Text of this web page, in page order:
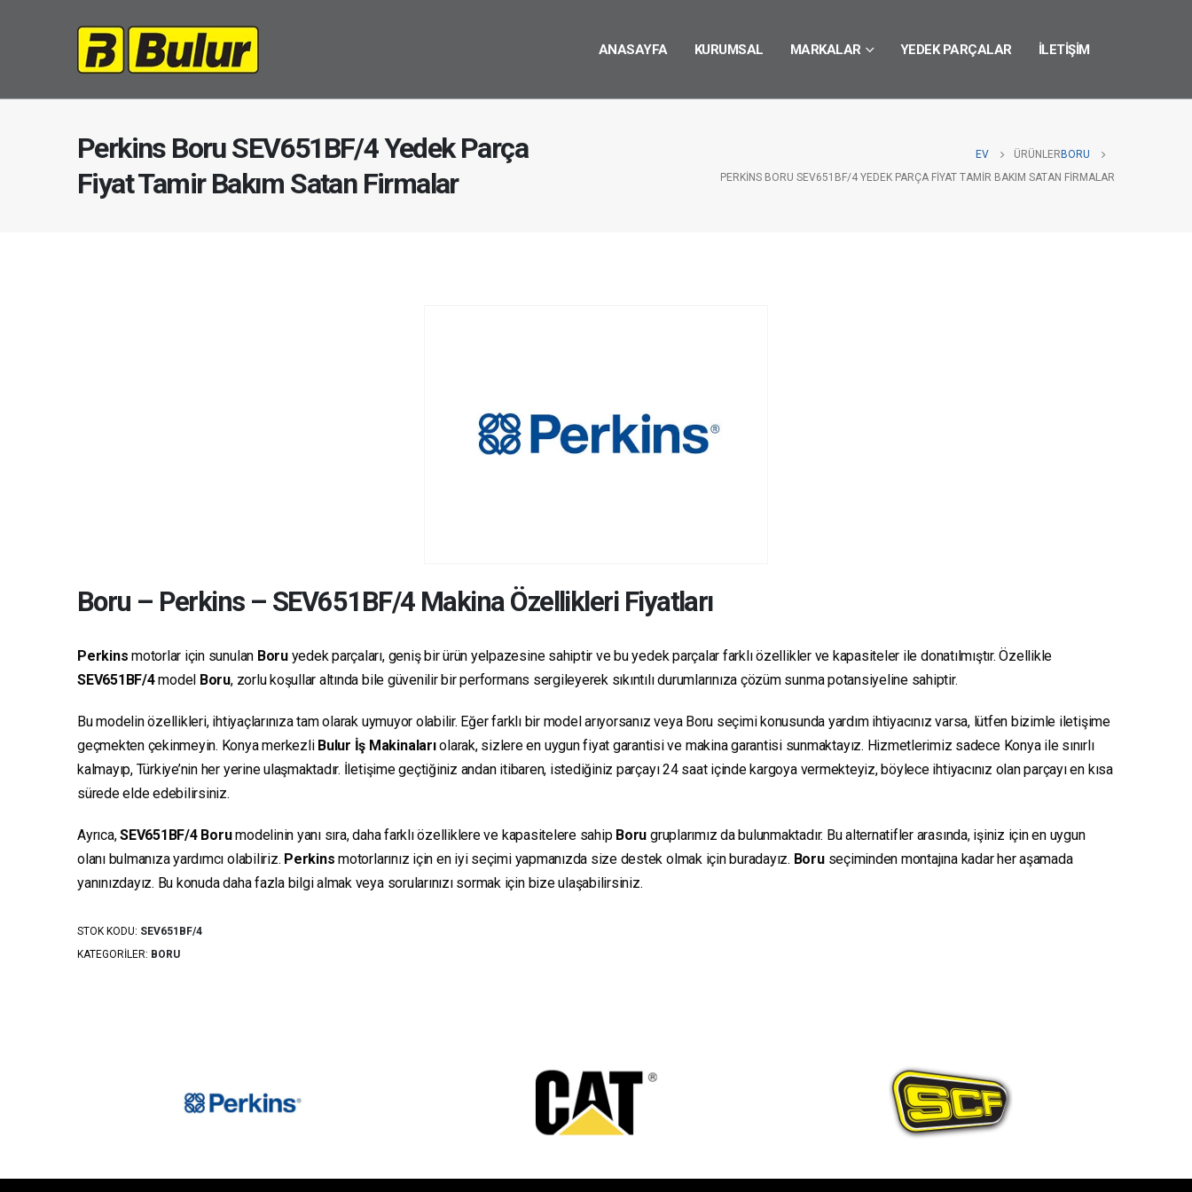
ANASAYFA KURUMSAL MARKALAR YEDEK PARÇALAR İLETIŞIM
Perkins Boru SEV651BF/4 Yedek Parça
Fiyat Tamir Bakım Satan Firmalar
EV ÜRÜNLER BORU
PERKINS BORU SEV651BF/4 YEDEK PARÇA FIYAT TAMIR BAKIM SATAN FIRMALAR
Boru – Perkins– SEV651BF/4Makina Özellikleri Fiyatları
Perkins motorlar için sunulan Boruyedek parçaları, geniş bir ürün yelpazesine sahiptir ve bu yedek parçalar farklı özellikler ve kapasiteler ile donatılmıştır. Özellikle
SEV651BF/4model Boru, zorlu koşullar altında bile güvenilir bir performans sergileyerek sıkıntılı durumlarınıza çözüm sunma potansiyeline sahiptir.
Bu modelin özellikleri, ihtiyaçlarınıza tam olarak uymuyor olabilir. Eğer farklı bir model arıyorsanız veya Boru seçimi konusunda yardım ihtiyacınız varsa, lütfen bizimle iletişime
geçmekten çekinmeyin. Konya merkezli Bulur İş Makinalarıolarak, sizlere en uygun fiyat garantisi ve makina garantisi sunmaktayız. Hizmetlerimiz sadece Konya ile sınırlı
kalmayıp, Türkiye’nin her yerine ulaşmaktadır. İletişime geçtiğiniz andan itibaren, istediğiniz parçayı 24 saat içinde kargoya vermekteyiz, böylece ihtiyacınız olan parçayı en kısa
sürede elde edebilirsiniz.
Ayrıca,SEV651BF/4 Borumodelinin yanı sıra, daha farklı özelliklere ve kapasitelere sahip Boru gruplarımız da bulunmaktadır. Bu alternatifler arasında, işiniz için en uygun
olanı bulmanıza yardımcı olabiliriz. Perkins motorlarınız için en iyi seçimi yapmanızda size destek olmak için buradayız. Boruseçiminden montajına kadar her aşamada
yanınızdayız. Bu konuda daha fazla bilgi almak veya sorularınızı sormak için bize ulaşabilirsiniz.
STOK KODU: SEV651BF/4
KATEGORILER: BORU